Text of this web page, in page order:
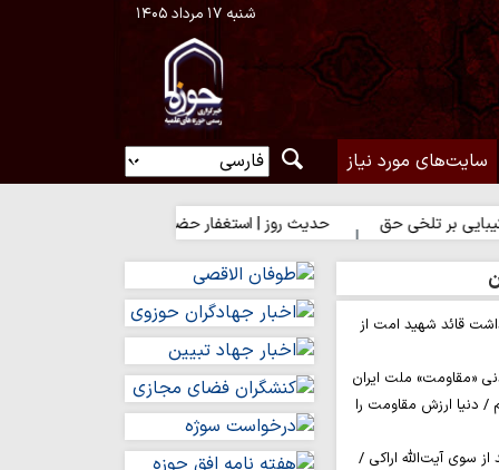
شنبه ۱۷ مرداد ۱۴۰۵
سایت‌های مورد نیاز
حق حدیث روز | استغفار حضرت زهرا(س) برای زائران امام حسین(ع)
قائد شهید امت از
«مقاومت» ملت ایران
دنیا ارزش مقاومت را
سوی آیت‌الله اراکی /